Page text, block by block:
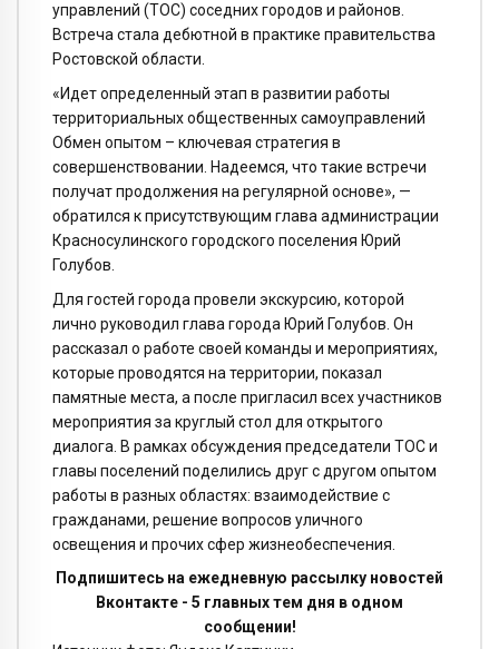
управлений (ТОС) соседних городов и районов.
Встреча стала дебютной в практике правительства
Ростовской области.
«Идет определенный этап в развитии работы
территориальных общественных самоуправлений
Обмен опытом – ключевая стратегия в
совершенствовании. Надеемся, что такие встречи
получат продолжения на регулярной основе», —
обратился к присутствующим глава администрации
Красносулинского городского поселения Юрий
Голубов.
Для гостей города провели экскурсию, которой
лично руководил глава города Юрий Голубов. Он
рассказал о работе своей команды и мероприятиях,
которые проводятся на территории, показал
памятные места, а после пригласил всех участников
мероприятия за круглый стол для открытого
диалога. В рамках обсуждения председатели ТОС и
главы поселений поделились друг с другом опытом
работы в разных областях: взаимодействие с
гражданами, решение вопросов уличного
освещения и прочих сфер жизнеобеспечения.
Подпишитесь на ежедневную рассылку новостей
Вконтакте - 5 главных тем дня в одном
сообщении!